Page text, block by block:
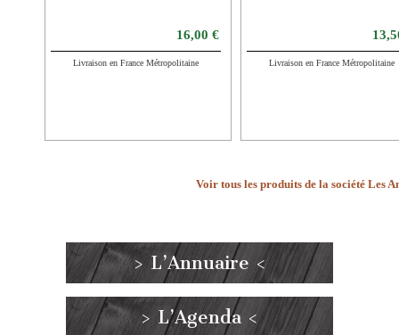
16,00 €
Livraison en France Métropolitaine Livraison en France Métropolitaine
Voir tous les produits de la société Les
> L’Annuaire <
> L’Agenda <